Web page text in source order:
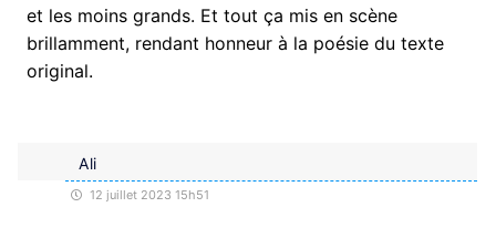
et les moins grands. Et tout ça mis en scène
brillamment, rendant honneur à la poésie du texte
original.
Ali
12 juillet 2023 15h51